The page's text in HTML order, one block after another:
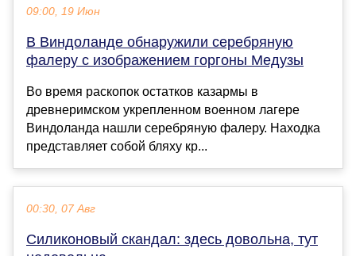
09:00, 19 Июн
В Виндоланде обнаружили серебряную
фалеру с изображением горгоны Медузы
Во время раскопок остатков казармы в
древнеримском укрепленном военном лагере
Виндоланда нашли серебряную фалеру. Находка
представляет собой бляху кр...
00:30, 07 Авг
Силиконовый скандал: здесь довольна, тут